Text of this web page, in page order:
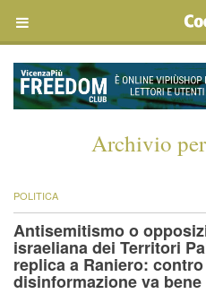
Archivio
POLITICA
Antisemitismo o
israeliana dei Territori
replica a Raniero:
disinformazione va bene